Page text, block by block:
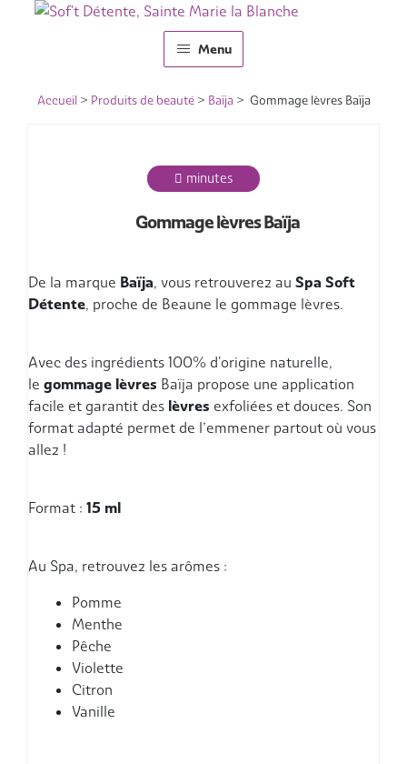
navigation
Menu
Carte Cadeau – Montant libre
Nos formules
Les produits
Nous contacter
Accueil> Produits de beauté> Baïja> Gommage lèvres Baïja
minutes
Gommage lèvres Baïja
De la marque Baïja, vous retrouverez au Spa Soft
Détente, proche de Beaune le gommage lèvres.
Avec des ingrédients 100% d'origine naturelle,
le gommage lèvres Baïja propose une application
facile et garantit des lèvres exfoliées et douces. Son
format adapté permet de l’emmener partout où vous
allez !
Format : 15 ml
Au Spa, retrouvez les arômes :
Pomme
Menthe
Pêche
Violette
Citron
Vanille